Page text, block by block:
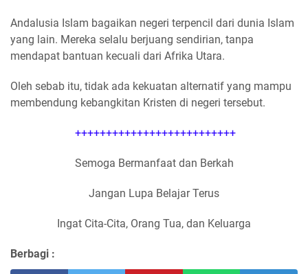
Andalusia Islam bagaikan negeri terpencil dari dunia Islam
yang lain. Mereka selalu berjuang sendirian, tanpa
mendapat bantuan kecuali dari Afrika Utara.
Oleh sebab itu, tidak ada kekuatan alternatif yang mampu
membendung kebangkitan Kristen di negeri tersebut.
++++++++++++++++++++++++++
Semoga Bermanfaat dan Berkah
Jangan Lupa Belajar Terus
Ingat Cita-Cita, Orang Tua, dan Keluarga
Berbagi :